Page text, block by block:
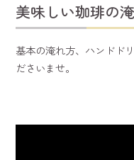
美味しい珈琲の
基本の淹れ方、ハンドド
ださいませ。